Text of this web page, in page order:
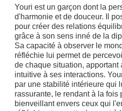
Youri est un garçon dont la
d'harmonie et de douceur. Il
pour créer des relations
grâce à son sens inné de la
Sa capacité à observer le
réfléchie lui permet de
de chaque situation, apportant
intuitive à ses interactions.
par une stabilité intérieure qui
rassurante, le rendant à la fois
bienveillant envers ceux qui